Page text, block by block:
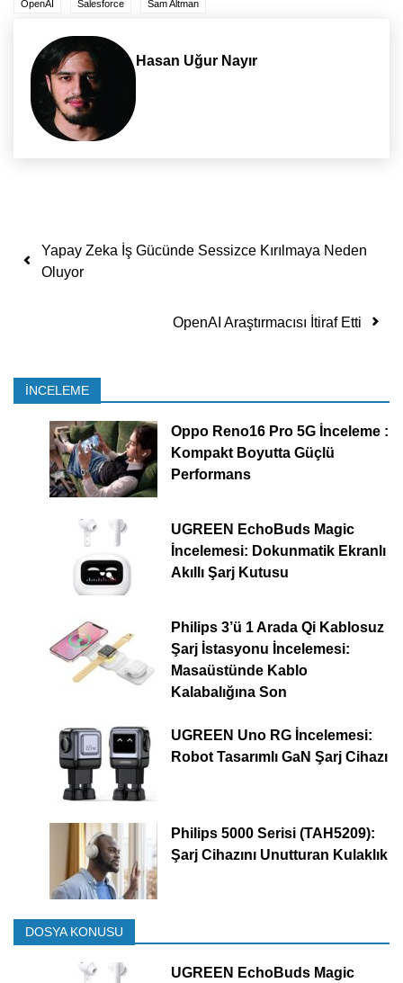
OpenAI Salesforce Sam Altman
Hasan Uğur Nayır
Yazı dolaşımı
Yapay Zeka İş Gücünde Sessizce Kırılmaya Neden
Oluyor
OpenAI Araştırmacısı İtiraf Etti
İNCELEME
Oppo Reno16 Pro 5G İnceleme :
Kompakt Boyutta Güçlü
Performans
UGREEN EchoBuds Magic
İncelemesi: Dokunmatik Ekranlı
Akıllı Şarj Kutusu
Philips 3’ü 1 Arada Qi Kablosuz
Şarj İstasyonu İncelemesi:
Masaüstünde Kablo
Kalabalığına Son
UGREEN Uno RG İncelemesi:
Robot Tasarımlı GaN Şarj Cihazı
Philips 5000 Serisi (TAH5209):
Şarj Cihazını Unutturan Kulaklık
DOSYA KONUSU
UGREEN EchoBuds Magic